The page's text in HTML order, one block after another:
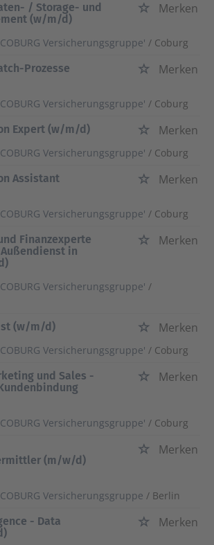
/ Storage- und
(w/m/d)
Merken
Versicherungsgruppe' / Coburg
Prozesse
Merken
Versicherungsgruppe' / Coburg
Expert (w/m/d)
Merken
Versicherungsgruppe' / Coburg
Assistant
Merken
Versicherungsgruppe' / Coburg
Finanzexperte
in
Merken
Versicherungsgruppe' /
(w/m/d)
Merken
Versicherungsgruppe' / Coburg
und Sales -
Merken
Versicherungsgruppe' / Coburg
(m/w/d)
Merken
Versicherungsgruppe / Berlin
- Data
Merken